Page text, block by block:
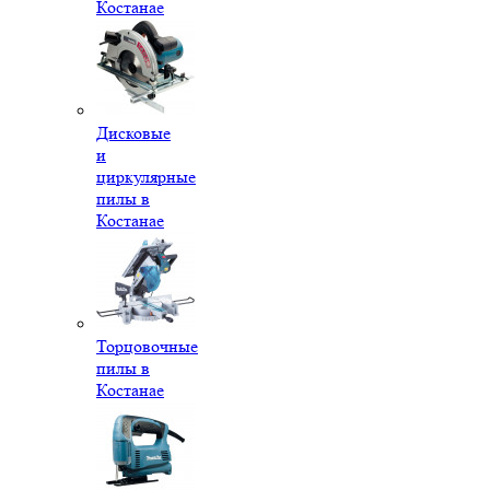
Костанае
Дисковые
и
циркулярные
пилы в
Костанае
Торцовочные
пилы в
Костанае